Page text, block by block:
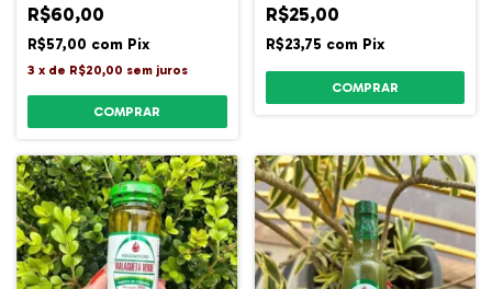
R$60,00
R$57,00 com Pix
3 x de R$20,00 sem juros
R$25,00
R$23,75 com Pix
COMPRAR